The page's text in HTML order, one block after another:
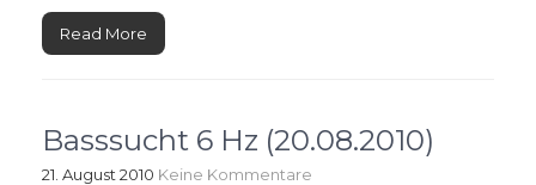
Read More
Basssucht 6 Hz (20.08.2010)
21. August 2010 Keine Kommentare